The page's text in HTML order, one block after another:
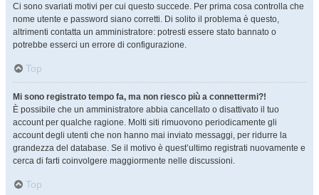
Ci sono svariati motivi per cui questo succede. Per prima cosa controlla che
nome utente e password siano corretti. Di solito il problema è questo,
altrimenti contatta un amministratore: potresti essere stato bannato o
potrebbe esserci un errore di configurazione.
Top
Mi sono registrato tempo fa, ma non riesco più a connettermi?!
È possibile che un amministratore abbia cancellato o disattivato il tuo
account per qualche ragione. Molti siti rimuovono periodicamente gli
account degli utenti che non hanno mai inviato messaggi, per ridurre la
grandezza del database. Se il motivo è quest’ultimo registrati nuovamente e
cerca di farti coinvolgere maggiormente nelle discussioni.
Top